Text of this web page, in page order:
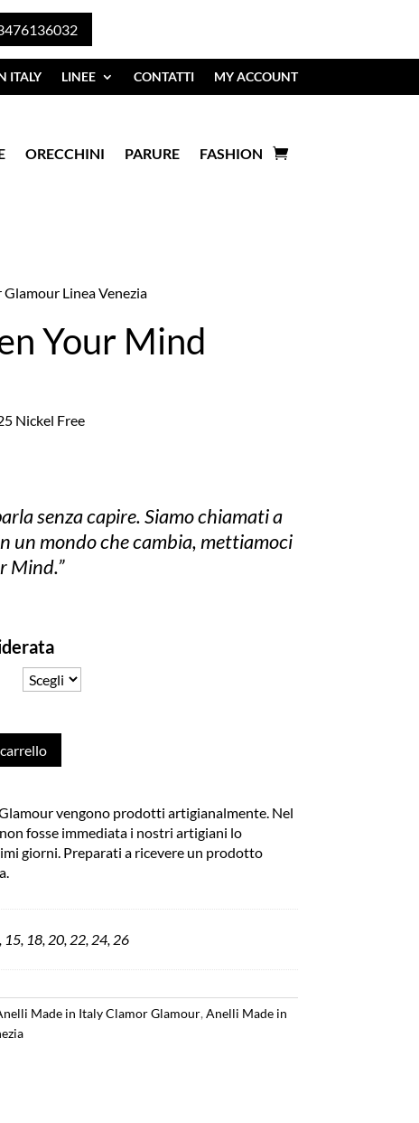
ITALY LINEE CONTATTI MY ACCOUNT
ORECCHINI PARURE FASHION
Linea Venezia
Your Mind
Nickel Free
senza capire. Siamo chiamati a
un mondo che cambia, mettiamoci
Mind.”
vengono prodotti artigianalmente. Nel
fosse immediata i nostri artigiani lo
giorni. Preparati a ricevere un prodotto
15, 18, 20, 22, 24, 26
Made in Italy Clamor Glamour, Anelli Made in